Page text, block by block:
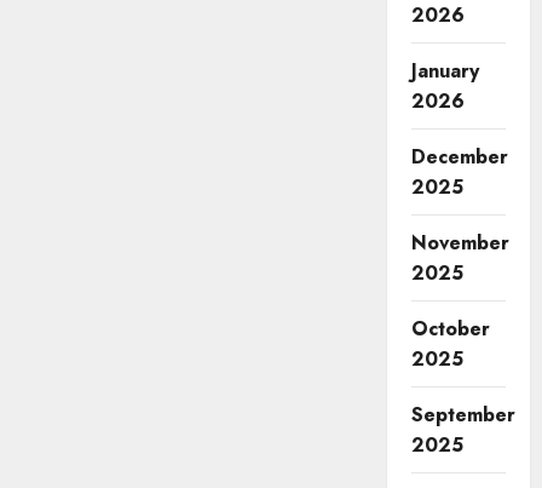
2026
January
2026
December
2025
November
2025
October
2025
September
2025